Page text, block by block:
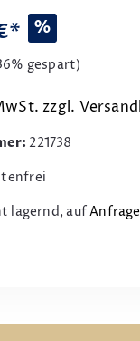
%
gespart)
zzgl.
221738
lagernd, aufAnfrage